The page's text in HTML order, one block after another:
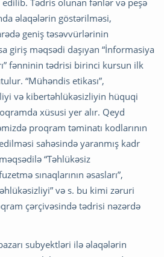
Tədris olunan fənlər və peşə
əlaqələrin göstərilməsi,
geniş təsəvvürlərinin
giriş məqsədi daşıyan “İnformasiya
fənninin tədrisi birinci kursun ilk
“Mühəndis etikası”,
və kibertəhlükəsizliyin hüquqi
xüsusi yer alır. Qeyd
proqram təminatı kodlarının
sahəsində yaranmış kadr
“Təhlükəsiz
sınaqlarının əsasları”,
və s. bu kimi zəruri
çərçivəsində tədrisi nəzərdə
subyektləri ilə əlaqələrin